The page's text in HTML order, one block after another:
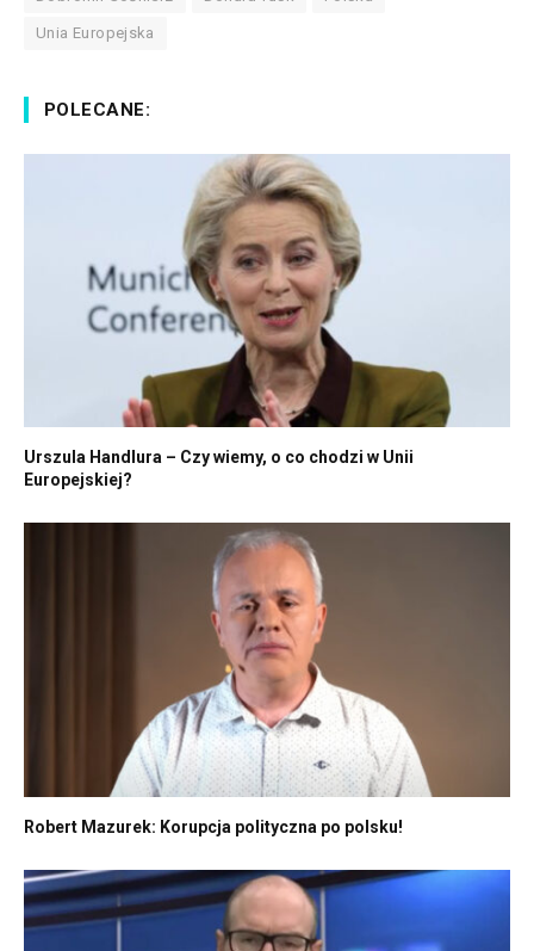
Unia Europejska
POLECANE:
Urszula Handlura – Czy wiemy, o co chodzi w Unii
Europejskiej?
Robert Mazurek: Korupcja polityczna po polsku!